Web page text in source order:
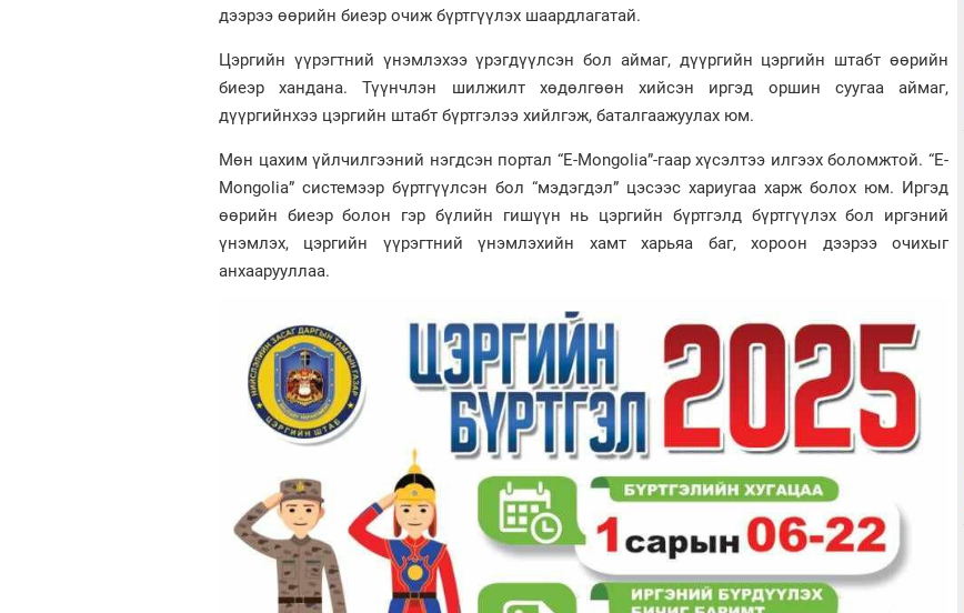
дээрээ өөрийн биеэр очиж бүртгүүлэх шаардлагатай.
Цэргийн үүрэгтний үнэмлэхээ үрэгдүүлсэн бол аймаг, дүүргийн цэргийн штабт өөрийн
биеэр хандана. Түүнчлэн шилжилт хөдөлгөөн хийсэн иргэд оршин суугаа аймаг,
дүүргийнхээ цэргийн штабт бүртгэлээ хийлгэж, баталгаажуулах юм.
Мөн цахим үйлчилгээний нэгдсэн портал “E-Mongolia”-гаар хүсэлтээ илгээх боломжтой. “E-
Mongolia” системээр бүртгүүлсэн бол “мэдэгдэл” цэсээс хариугаа харж болох юм. Иргэд
өөрийн биеэр болон гэр бүлийн гишүүн нь цэргийн бүртгэлд бүртгүүлэх бол иргэний
үнэмлэх, цэргийн үүрэгтний үнэмлэхийн хамт харьяа баг, хороон дээрээ очихыг
анхаарууллаа.